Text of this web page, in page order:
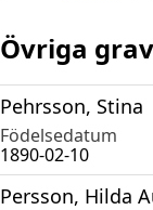
Övriga
Pehrsson, Stina
Födelsedatum
1890-02-10
Persson, Hilda